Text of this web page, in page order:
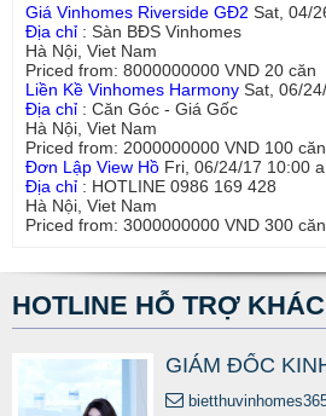
Giá Vinhomes Riverside GĐ2 Sat, 04/
Địa chỉ : Sàn BĐS Vinhomes
Hà Nội Viet Nam
Priced from: 8000000000 VND 20 căn
Liền Kề Vinhomes Harmony Sat, 06/
Địa chỉ : Căn Góc - Giá Gốc
Hà Nội Viet Nam
Priced from: 2000000000 VND 100 căn
Đơn Lập View Hồ Fri, 06/24/17 10:00
Địa chỉ : HOTLINE 0986 169 428
Hà Nội Viet Nam
Priced from: 3000000000 VND 300 căn
HOTLINE HỖ TRỢ
GIÁM ĐỐC